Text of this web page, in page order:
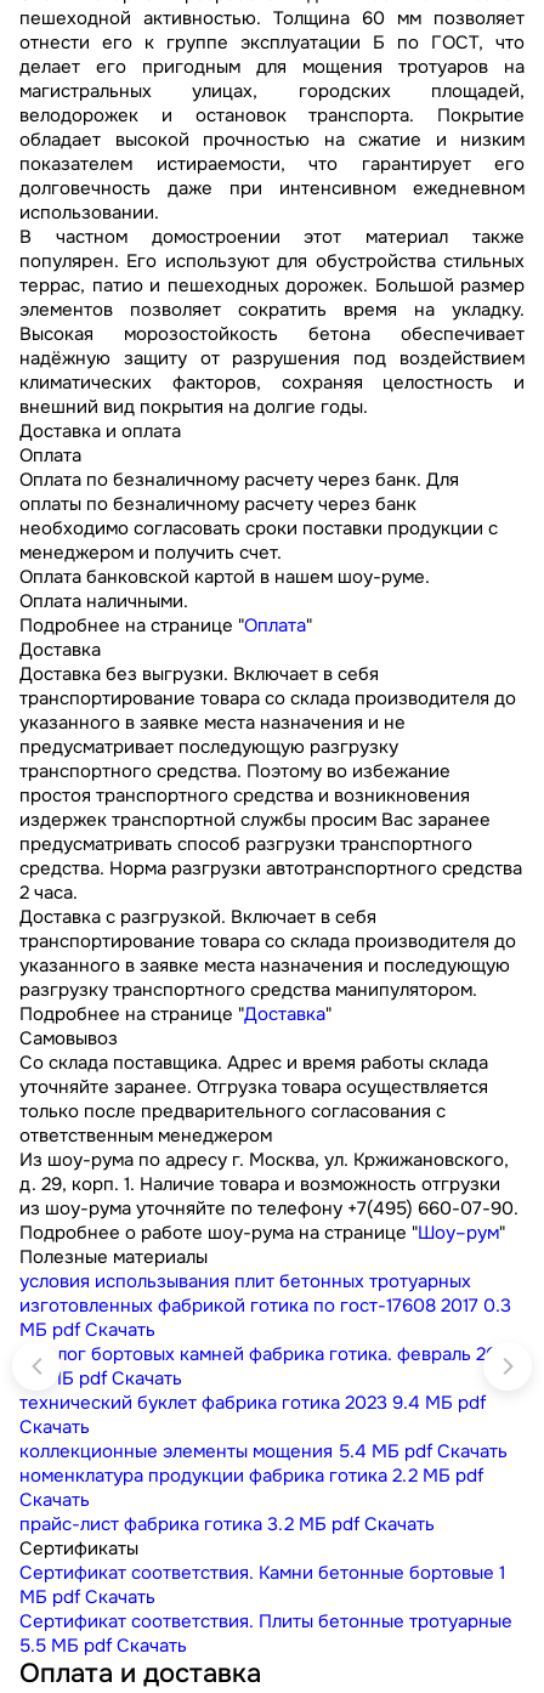
пешеходной активностью. Толщина 60 мм позволяет
отнести его к группе эксплуатации Б по ГОСТ, что
делает его пригодным для мощения тротуаров на
магистральных улицах, городских площадей,
велодорожек и остановок транспорта. Покрытие
обладает высокой прочностью на сжатие и низким
показателем истираемости, что гарантирует его
долговечность даже при интенсивном ежедневном
использовании.
В частном домостроении этот материал также
популярен. Его используют для обустройства стильных
террас, патио и пешеходных дорожек. Большой размер
элементов позволяет сократить время на укладку.
Высокая морозостойкость бетона обеспечивает
надёжную защиту от разрушения под воздействием
климатических факторов, сохраняя целостность и
внешний вид покрытия на долгие годы.
Доставка и оплата
Оплата
Оплата по безналичному расчету через банк. Для
оплаты по безналичному расчету через банк
необходимо согласовать сроки поставки продукции с
менеджером и получить счет.
Оплата банковской картой в нашем шоу-руме.
Оплата наличными.
Подробнее на странице "Оплата"
Доставка
Доставка без выгрузки. Включает в себя
транспортирование товара со склада производителя до
указанного в заявке места назначения и не
предусматривает последующую разгрузку
транспортного средства. Поэтому во избежание
простоя транспортного средства и возникновения
издержек транспортной службы просим Вас заранее
предусматривать способ разгрузки транспортного
средства. Норма разгрузки автотранспортного средства
2 часа.
Доставка с разгрузкой. Включает в себя
транспортирование товара со склада производителя до
указанного в заявке места назначения и последующую
разгрузку транспортного средства манипулятором.
Подробнее на странице "Доставка"
Самовывоз
Со склада поставщика. Адрес и время работы склада
уточняйте заранее. Отгрузка товара осуществляется
только после предварительного согласования с
ответственным менеджером
Из шоу-рума по адресу г. Москва, ул. Кржижановского,
д. 29, корп. 1. Наличие товара и возможность отгрузки
из шоу-рума уточняйте по телефону +7(495) 660-07-90.
Подробнее о работе шоу-рума на странице "Шоу–рум"
Полезные материалы
условия использывания плит бетонных тротуарных
изготовленных фабрикой готика по гост-17608 2017 0.3
МБ pdf Скачать
каталог бортовых камней фабрика готика. февраль 2023
9.1 МБ pdf Скачать
технический буклет фабрика готика 2023 9.4 МБ pdf
Скачать
коллекционные элементы мощения 5.4 МБ pdf Скачать
номенклатура продукции фабрика готика 2.2 МБ pdf
Скачать
прайс-лист фабрика готика 3.2 МБ pdf Скачать
Сертификаты
Сертификат соответствия. Камни бетонные бортовые 1
МБ pdf Скачать
Сертификат соответствия. Плиты бетонные тротуарные
5.5 МБ pdf Скачать
Оплата и доставка